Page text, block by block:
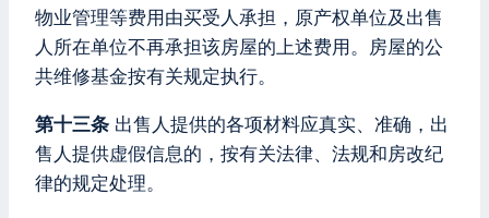
物业管理等费用由买受人承担，原产权单位及出售
人所在单位不再承担该房屋的上述费用。房屋的公
共维修基金按有关规定执行。
第十三条 出售人提供的各项材料应真实、准确，出
售人提供虚假信息的，按有关法律、法规和房改纪
律的规定处理。